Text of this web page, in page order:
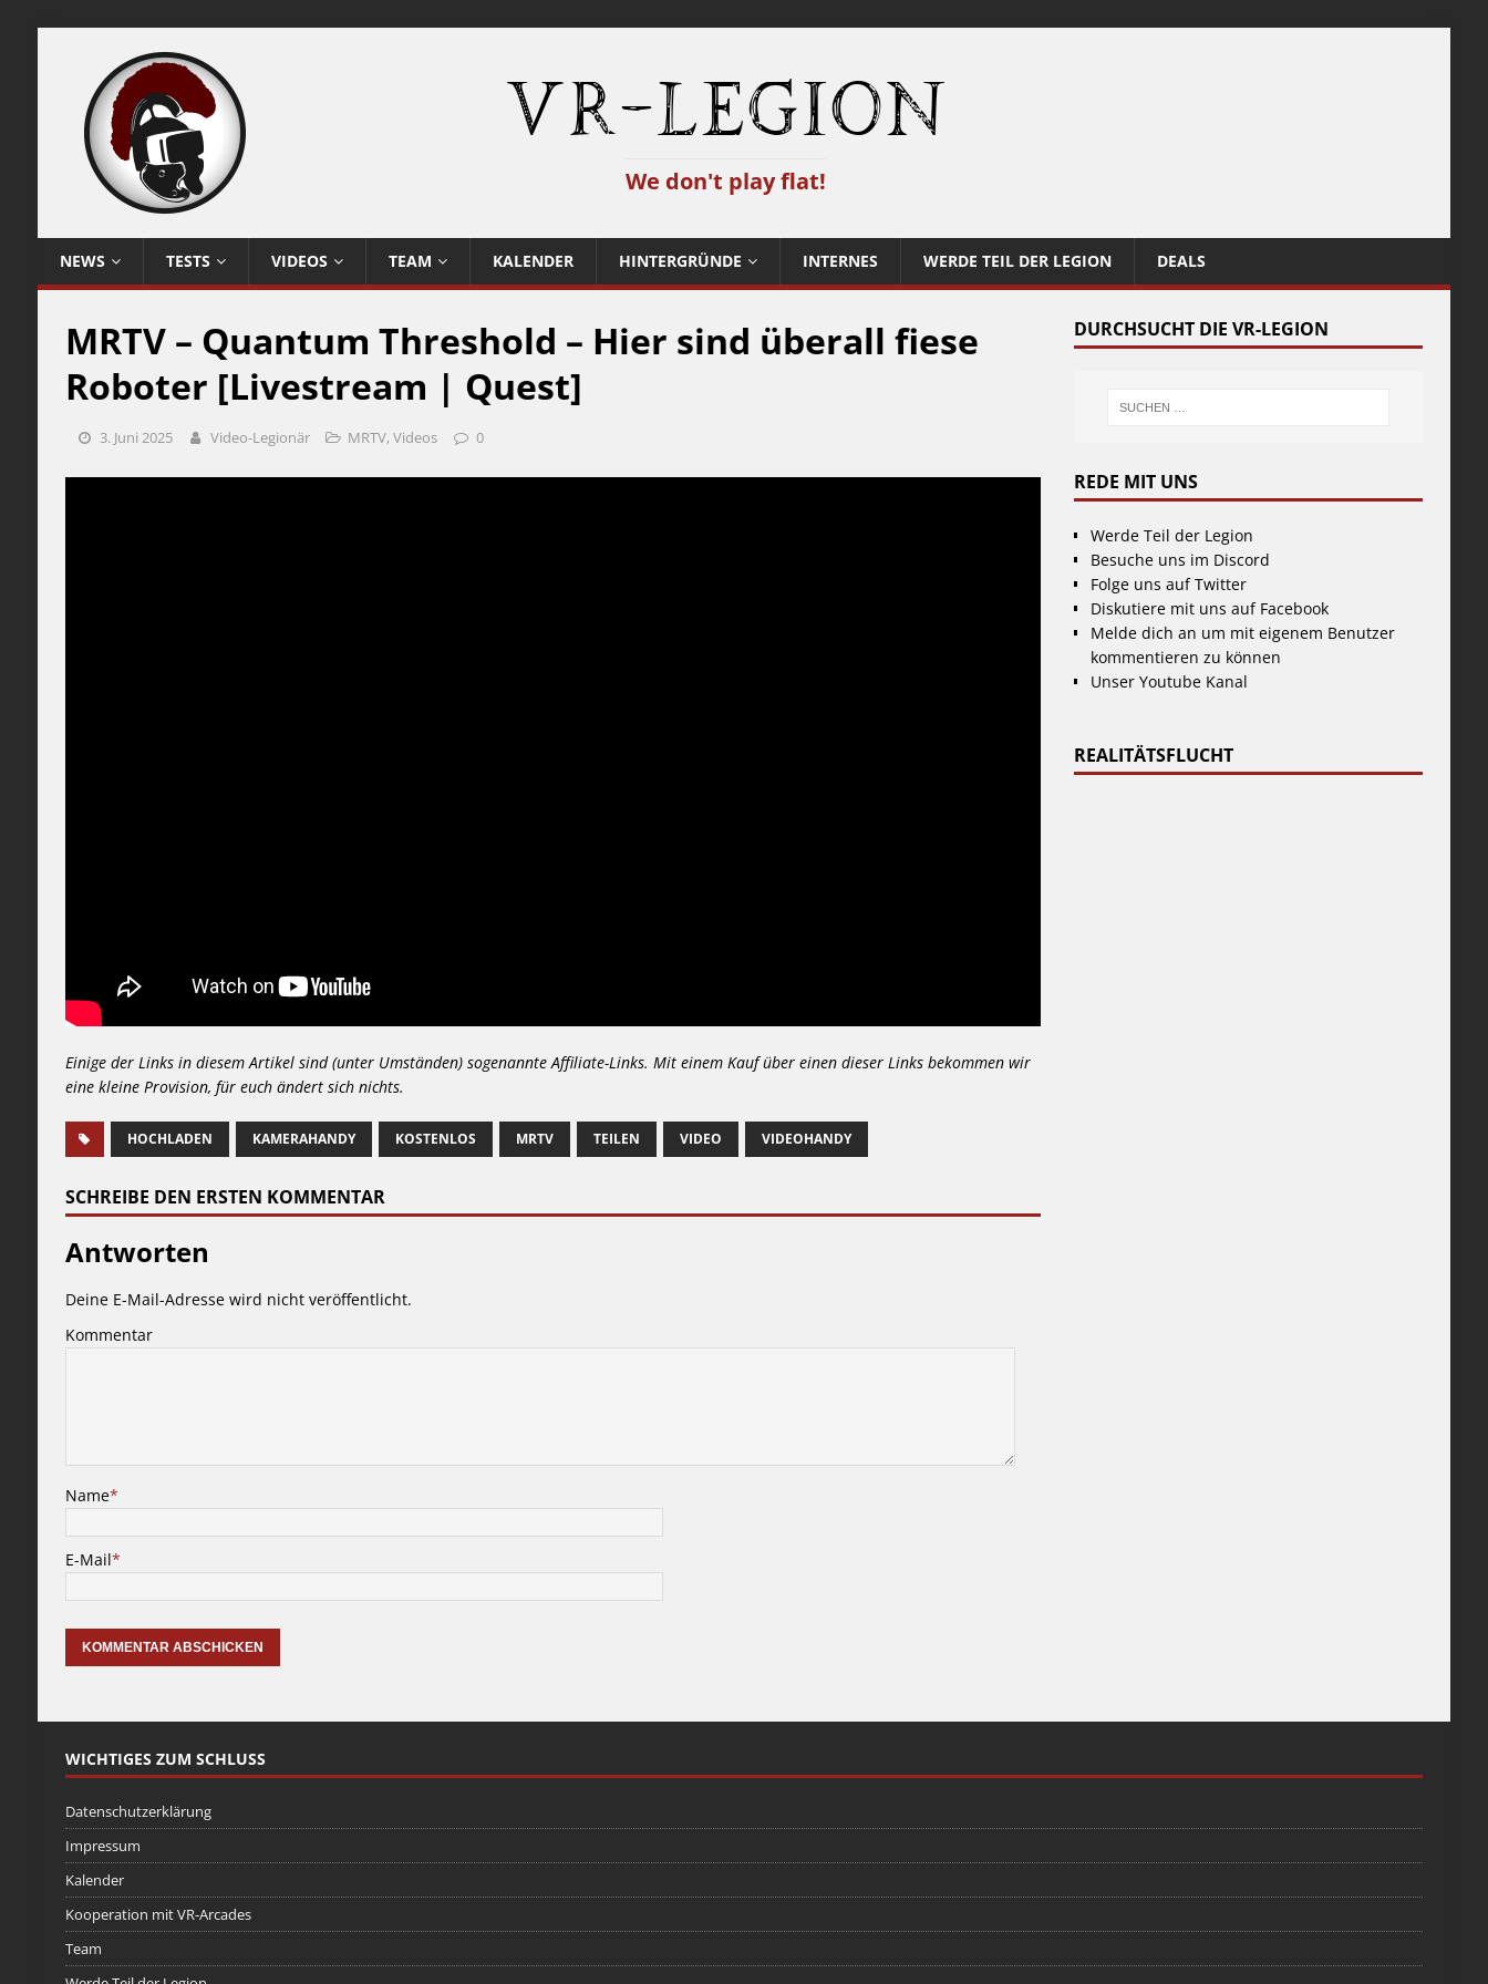
VR-Legion
We don't play flat!
NEWS TESTS VIDEOS TEAM KALENDER HINTERGRÜNDE INTERNES WERDE TEIL DER LEGION DEALS
MRTV – Quantum Threshold – Hier sind überall fiese
Roboter [Livestream | Quest]
3. Juni 2025 Video-Legionär MRTV,Videos 0
Einige der Links in diesem Artikel sind (unter Umständen) sogenannte Affiliate-Links. Mit einem Kauf über einen dieser Links bekommen wir
eine kleine Provision, für euch ändert sich nichts.
HOCHLADEN KAMERAHANDY KOSTENLOS MRTV TEILEN VIDEO VIDEOHANDY
SCHREIBE DEN ERSTEN KOMMENTAR
Antworten
Deine E-Mail-Adresse wird nicht veröffentlicht.
Kommentar
Name*
E-Mail*
DURCHSUCHT DIE VR-LEGION
REDE MIT UNS
Werde Teil der Legion
Besuche uns im Discord
Folge uns auf Twitter
Diskutiere mit uns auf Facebook
Melde dich an um mit eigenem Benutzer
kommentieren zu können
Unser Youtube Kanal
REALITÄTSFLUCHT
WICHTIGES ZUM SCHLUSS
Datenschutzerklärung
Impressum
Kalender
Kooperation mit VR-Arcades
Team